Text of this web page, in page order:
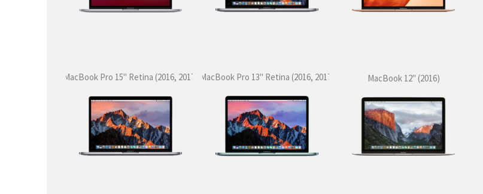
MacBook Pro 15'' Retina (2016, 2017) MacBook Pro 13'' Retina (2016, 2017) MacBook 12'' (2016)